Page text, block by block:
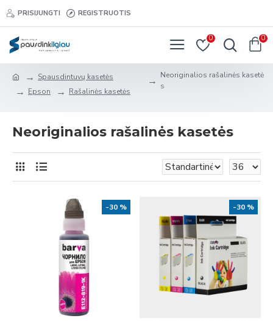
PRISIJUNGTI REGISTRUOTIS
0 0
Spausdintuvų kasetės
Epson
Rašalinės kasetės
Neoriginalios rašalinės kasetė
s
Neoriginalios rašalinės kasetės
-30 % -30 %